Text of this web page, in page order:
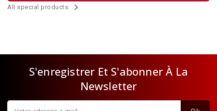
All special products 
S'enregistrer Et S'abonner À La
Newsletter